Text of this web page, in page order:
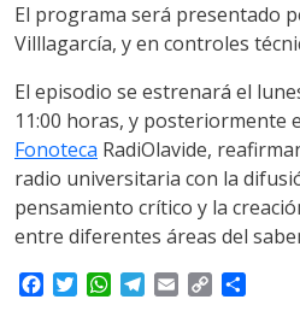
El programa será presentado
Villlagarcía, y en controles
El episodio se estrenará el
11:00 horas, y posteriormente
Fonoteca RadiOlavide,
radio universitaria con la
pensamiento crítico y la
entre diferentes áreas del
W